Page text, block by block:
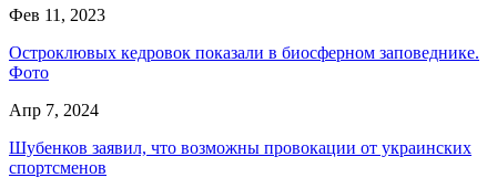
Фев 11, 2023
Остроклювых кедровок показали в биосферном заповеднике.
Фото
Апр 7, 2024
Шубенков заявил, что возможны провокации от украинских
спортсменов